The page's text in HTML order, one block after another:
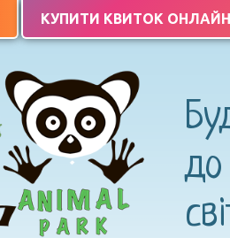
КУПИТИ КВИТОК ОНЛАЙН